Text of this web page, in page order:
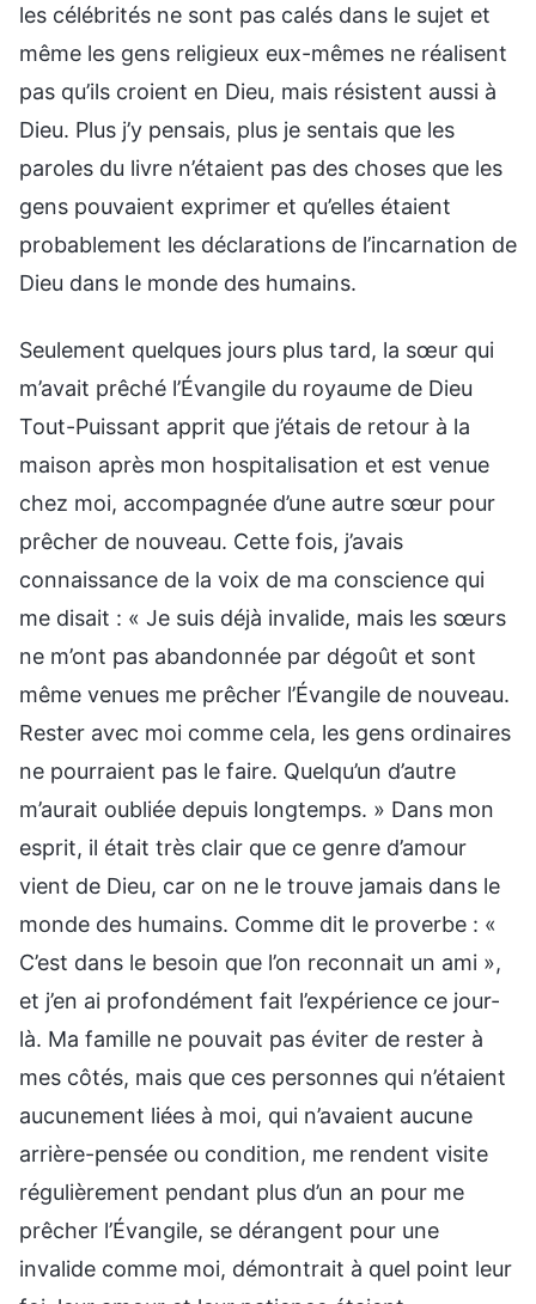
les célébrités ne sont pas calés dans le sujet et
même les gens religieux eux-mêmes ne réalisent
pas qu’ils croient en Dieu, mais résistent aussi à
Dieu. Plus j’y pensais, plus je sentais que les
paroles du livre n’étaient pas des choses que les
gens pouvaient exprimer et qu’elles étaient
probablement les déclarations de l’incarnation de
Dieu dans le monde des humains.
Seulement quelques jours plus tard, la sœur qui
m’avait prêché l’Évangile du royaume de Dieu
Tout-Puissant apprit que j’étais de retour à la
maison après mon hospitalisation et est venue
chez moi, accompagnée d’une autre sœur pour
prêcher de nouveau. Cette fois, j’avais
connaissance de la voix de ma conscience qui
me disait : « Je suis déjà invalide, mais les sœurs
ne m’ont pas abandonnée par dégoût et sont
même venues me prêcher l’Évangile de nouveau.
Rester avec moi comme cela, les gens ordinaires
ne pourraient pas le faire. Quelqu’un d’autre
m’aurait oubliée depuis longtemps. » Dans mon
esprit, il était très clair que ce genre d’amour
vient de Dieu, car on ne le trouve jamais dans le
monde des humains. Comme dit le proverbe : «
C’est dans le besoin que l’on reconnait un ami »,
et j’en ai profondément fait l’expérience ce jour-
là. Ma famille ne pouvait pas éviter de rester à
mes côtés, mais que ces personnes qui n’étaient
aucunement liées à moi, qui n’avaient aucune
arrière-pensée ou condition, me rendent visite
régulièrement pendant plus d’un an pour me
prêcher l’Évangile, se dérangent pour une
invalide comme moi, démontrait à quel point leur